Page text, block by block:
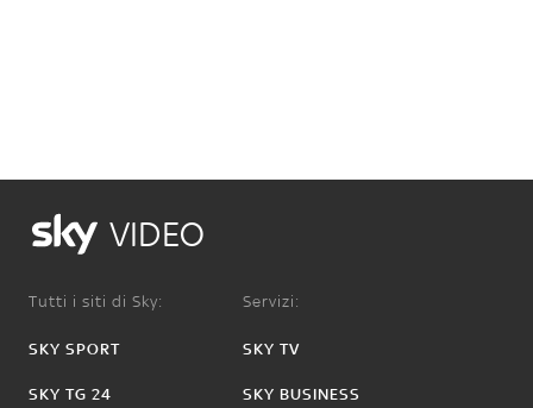
VIDEO
Tutti i siti di Sky:
SKY SPORT
SKY TG 24
Servizi:
SKY TV
SKY BUSINESS